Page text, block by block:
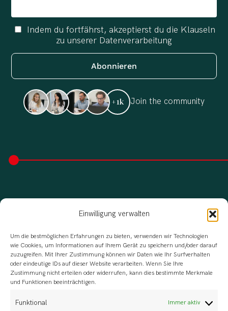
Einwilligung verwalten
Um die bestmöglichen Erfahrungen zu bieten, verwenden wir Technologien
wie Cookies, um Informationen auf Ihrem Gerät zu speichern und/oder darauf
zuzugreifen. Mit Ihrer Zustimmung können wir Daten wie Ihr Surfverhalten
oder eindeutige IDs auf dieser Website verarbeiten. Wenn Sie Ihre
Zustimmung nicht erteilen oder widerrufen, kann dies bestimmte Merkmale
und Funktionen beeinträchtigen.
Funktional Immer aktiv
Indem du fortfährst, akzeptierst du die Klauseln
zu unserer Datenverarbeitung
+1k Join the community